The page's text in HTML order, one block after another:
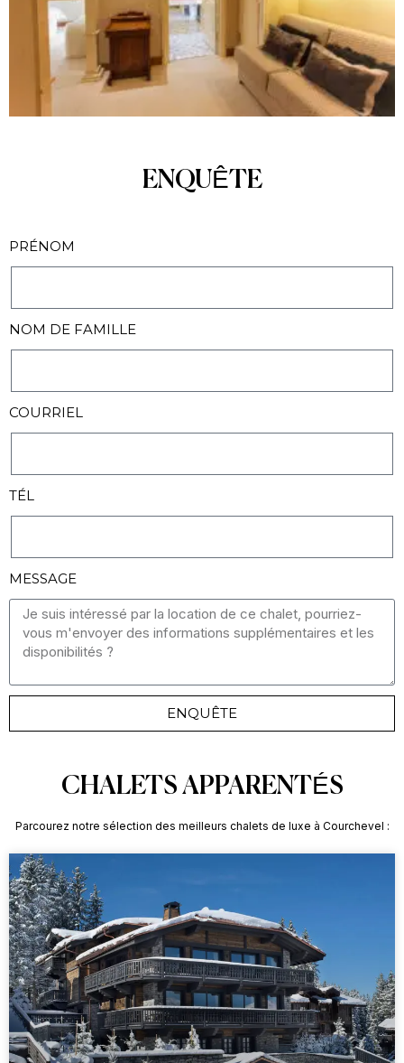
ENQUÊTE
PRÉNOM
NOM DE FAMILLE
COURRIEL
TÉL
MESSAGE
ENQUÊTE
CHALETS APPARENTÉS
Parcourez notre sélection des meilleurs chalets de luxe à Courchevel :